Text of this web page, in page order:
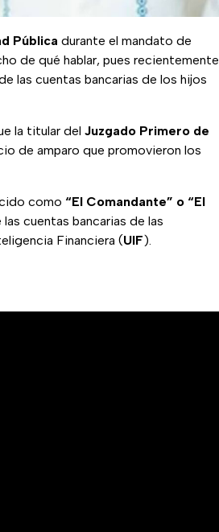
Pública durante el mandato de
de qué hablar, pues recientemente
las cuentas bancarias de los hijos
la titular del Juzgado Primero de
de amparo que promovieron los
como “El Comandante” o “El
cuentas bancarias de las
Financiera (UIF).